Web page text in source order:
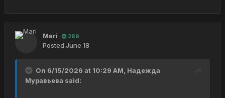
Mari 289
Posted June 18
On 6/15/2026 at 10:29 AM, Надежда
Муравьева said: